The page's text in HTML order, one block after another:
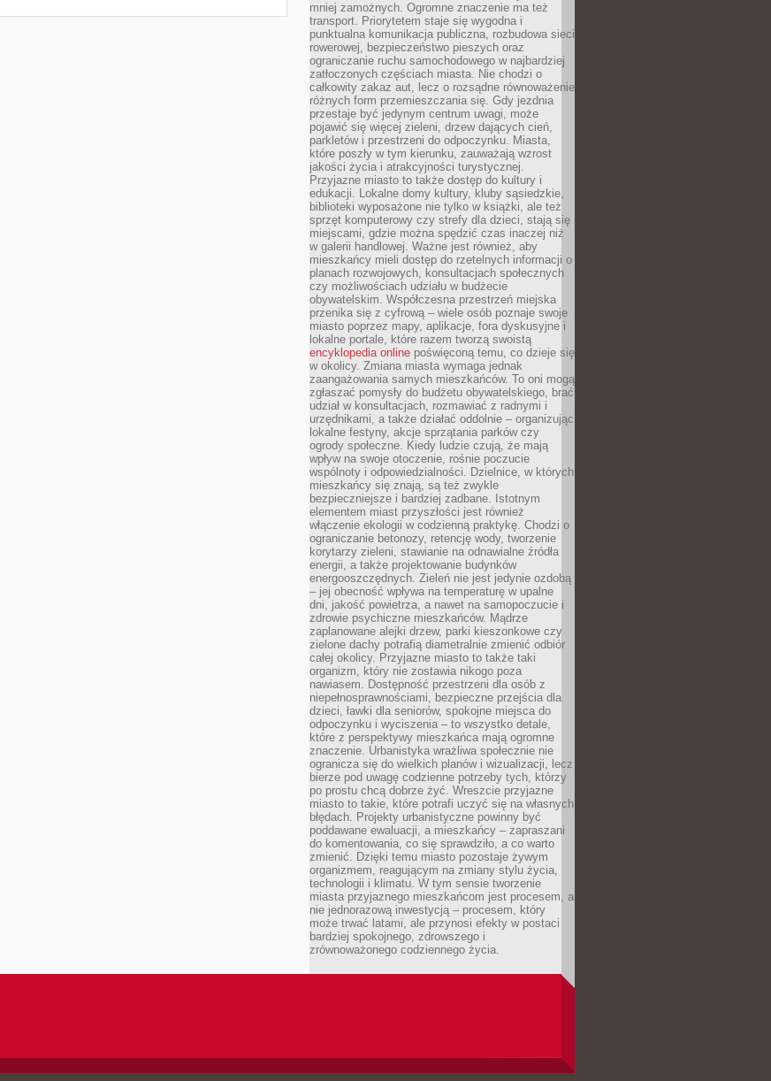
mniej zamożnych. Ogromne znaczenie ma też
transport. Priorytetem staje się wygodna i
punktualna komunikacja publiczna, rozbudowa sieci
rowerowej, bezpieczeństwo pieszych oraz
ograniczanie ruchu samochodowego w najbardziej
zatłoczonych częściach miasta. Nie chodzi o
całkowity zakaz aut, lecz o rozsądne równoważenie
różnych form przemieszczania się. Gdy jezdnia
przestaje być jedynym centrum uwagi, może
pojawić się więcej zieleni, drzew dających cień,
parkletów i przestrzeni do odpoczynku. Miasta,
które poszły w tym kierunku, zauważają wzrost
jakości życia i atrakcyjności turystycznej.
Przyjazne miasto to także dostęp do kultury i
edukacji. Lokalne domy kultury, kluby sąsiedzkie,
biblioteki wyposażone nie tylko w książki, ale też
sprzęt komputerowy czy strefy dla dzieci, stają się
miejscami, gdzie można spędzić czas inaczej niż
w galerii handlowej. Ważne jest również, aby
mieszkańcy mieli dostęp do rzetelnych informacji o
planach rozwojowych, konsultacjach społecznych
czy możliwościach udziału w budżecie
obywatelskim. Współczesna przestrzeń miejska
przenika się z cyfrową – wiele osób poznaje swoje
miasto poprzez mapy, aplikacje, fora dyskusyjne i
lokalne portale, które razem tworzą swoistą
encyklopedia online poświęconą temu, co dzieje się
w okolicy. Zmiana miasta wymaga jednak
zaangażowania samych mieszkańców. To oni mogą
zgłaszać pomysły do budżetu obywatelskiego, brać
udział w konsultacjach, rozmawiać z radnymi i
urzędnikami, a także działać oddolnie – organizując
lokalne festyny, akcje sprzątania parków czy
ogrody społeczne. Kiedy ludzie czują, że mają
wpływ na swoje otoczenie, rośnie poczucie
wspólnoty i odpowiedzialności. Dzielnice, w których
mieszkańcy się znają, są też zwykle
bezpieczniejsze i bardziej zadbane. Istotnym
elementem miast przyszłości jest również
włączenie ekologii w codzienną praktykę. Chodzi o
ograniczanie betonozy, retencję wody, tworzenie
korytarzy zieleni, stawianie na odnawialne źródła
energii, a także projektowanie budynków
energooszczędnych. Zieleń nie jest jedynie ozdobą
– jej obecność wpływa na temperaturę w upalne
dni, jakość powietrza, a nawet na samopoczucie i
zdrowie psychiczne mieszkańców. Mądrze
zaplanowane alejki drzew, parki kieszonkowe czy
zielone dachy potrafią diametralnie zmienić odbiór
całej okolicy. Przyjazne miasto to także taki
organizm, który nie zostawia nikogo poza
nawiasem. Dostępność przestrzeni dla osób z
niepełnosprawnościami, bezpieczne przejścia dla
dzieci, ławki dla seniorów, spokojne miejsca do
odpoczynku i wyciszenia – to wszystko detale,
które z perspektywy mieszkańca mają ogromne
znaczenie. Urbanistyka wrażliwa społecznie nie
ogranicza się do wielkich planów i wizualizacji, lecz
bierze pod uwagę codzienne potrzeby tych, którzy
po prostu chcą dobrze żyć. Wreszcie przyjazne
miasto to takie, które potrafi uczyć się na własnych
błędach. Projekty urbanistyczne powinny być
poddawane ewaluacji, a mieszkańcy – zapraszani
do komentowania, co się sprawdziło, a co warto
zmienić. Dzięki temu miasto pozostaje żywym
organizmem, reagującym na zmiany stylu życia,
technologii i klimatu. W tym sensie tworzenie
miasta przyjaznego mieszkańcom jest procesem, a
nie jednorazową inwestycją – procesem, który
może trwać latami, ale przynosi efekty w postaci
bardziej spokojnego, zdrowszego i
zrównoważonego codziennego życia.